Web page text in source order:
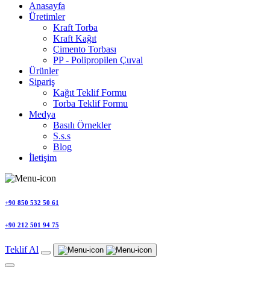
Anasayfa
Üretimler
Kraft Torba
Kraft Kağıt
Çimento Torbası
PP - Polipropilen Çuval
Ürünler
Sipariş
Kağıt Teklif Formu
Torba Teklif Formu
Medya
Basılı Örnekler
S.s.s
Blog
İletişim
+90 850 532 50 61
+90 212 501 94 75
Teklif Al